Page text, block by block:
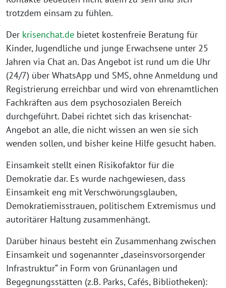
trotzdem einsam zu fühlen.
Der krisenchat.de bietet kostenfreie Beratung für
Kinder, Jugendliche und junge Erwachsene unter 25
Jahren via Chat an. Das Angebot ist rund um die Uhr
(24/7) über WhatsApp und SMS, ohne Anmeldung und
Registrierung erreichbar und wird von ehrenamtlichen
Fachkräften aus dem psychosozialen Bereich
durchgeführt. Dabei richtet sich das krisenchat-
Angebot an alle, die nicht wissen an wen sie sich
wenden sollen, und bisher keine Hilfe gesucht haben.
Einsamkeit stellt einen Risikofaktor für die
Demokratie dar. Es wurde nachgewiesen, dass
Einsamkeit eng mit Verschwörungsglauben,
Demokratiemisstrauen, politischem Extremismus und
autoritärer Haltung zusammenhängt.
Darüber hinaus besteht ein Zusammenhang zwischen
Einsamkeit und sogenannter „daseinsvorsorgender
Infrastruktur“ in Form von Grünanlagen und
Begegnungsstätten (z.B. Parks, Cafés, Bibliotheken):